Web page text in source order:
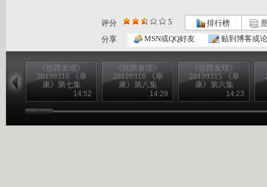
评分 5 排行榜
分享
MSN或QQ好友 贴到博客或
《丝路发现》
20120316 《阜
康》第七集
14:52
《丝路发现》
20120316 《阜
康》第八集
14:29
《丝路发现》
20120315 《阜
康》第六集
14:23